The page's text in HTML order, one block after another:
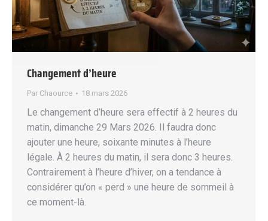
Changement d’heure
Par Chaource 18 mars 2026
Le changement d’heure sera effectif à 2 heures du
matin, dimanche 29 Mars 2026. Il faudra donc
ajouter une heure, soixante minutes à l’heure
légale. À 2 heures du matin, il sera donc 3 heures.
Contrairement à l’heure d’hiver, on a tendance à
considérer qu’on « perd » une heure de sommeil à
ce moment-là.